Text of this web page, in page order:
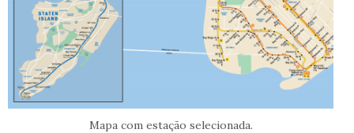
Mapa com estação selecionada.